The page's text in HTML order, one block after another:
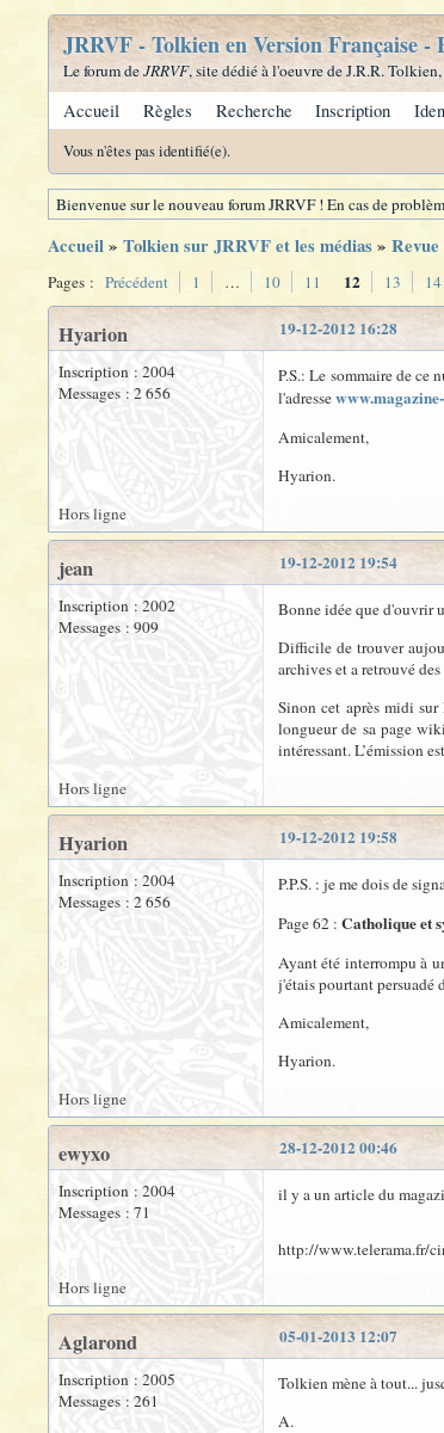
JRRVF - Tolkien en Version Française -
Le forum deJRRVF, site dédié à l'oeuvre de J.R.R.
Accueil Règles Recherche Inscription
Vous n'êtes pas identifié(e).
Bienvenue sur le nouveau forum JRRVF ! En cas de
Accueil» Tolkien sur JRRVF et les médias» Revue
Pages : Précédent 1 … 10 11 12 13 14
19-12-2012 16:28
Hyarion
Inscription : 2004
Messages : 2 656
P.S.: Le sommaire de ce
l'adresse
Amicalement,
Hyarion.
Hors ligne
19-12-2012 19:54
jean
Inscription : 2002
Messages : 909
Bonne idée que d'ouvrir
Difficile de trouver
archives et a retrouvé
Sinon cet après midi sur
longueur de sa page
intéressant. L’émission
Hors ligne
19-12-2012 19:58
Hyarion
Inscription : 2004
Messages : 2 656
P.P.S. : je me dois de
Page 62 : Catholique et
Ayant été interrompu à
j'étais pourtant persuadé
Amicalement,
Hyarion.
Hors ligne
28-12-2012 00:46
ewyxo
Inscription : 2004
Messages : 71
il y a un article du
http://www.telerama.fr/
Hors ligne
05-01-2013 12:07
Aglarond
Inscription : 2005
Messages : 261
Tolkien mène à tout...
A.